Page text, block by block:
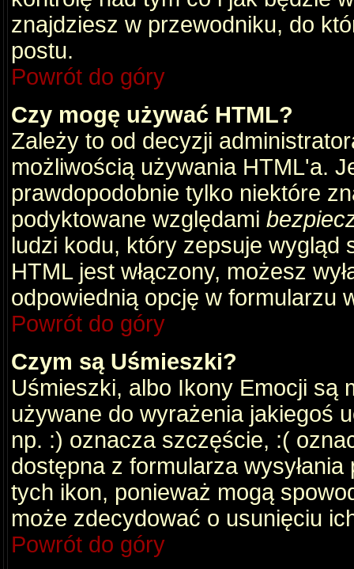
znajdziesz w przewodniku, do
postu.
Powrót do góry
Czy mogę używać HTML?
Zależy to od decyzji
możliwością używania HTML'a.
prawdopodobnie tylko niektóre
podyktowane względami
ludzi kodu, który zepsuje wygląd
HTML jest włączony, możesz
odpowiednią opcję w formularzu
Powrót do góry
Czym są Uśmieszki?
Uśmieszki, albo Ikony Emocji są
używane do wyrażenia jakiegoś
np. :) oznacza szczęście, :(
dostępna z formularza
tych ikon, ponieważ mogą
może zdecydować o usunięciu
Powrót do góry